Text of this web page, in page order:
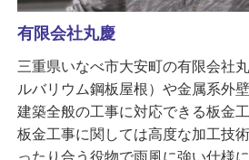
有限会社丸慶
三重県いなべ市大安町の有限会社
ルバリウム鋼板屋根）や金属系外
建築全般の工事に対応できる板金
板金工事に関しては高度な加工技
ったり合う役物で雨風に強い仕様